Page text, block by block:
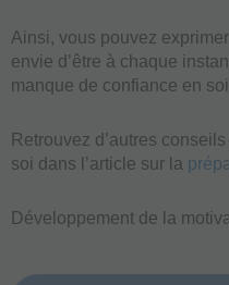
Ainsi, vous pouvez
envie d’être à chaque
manque de confiance en
Retrouvez d’autres
soi dans l’article sur la
Développement de la